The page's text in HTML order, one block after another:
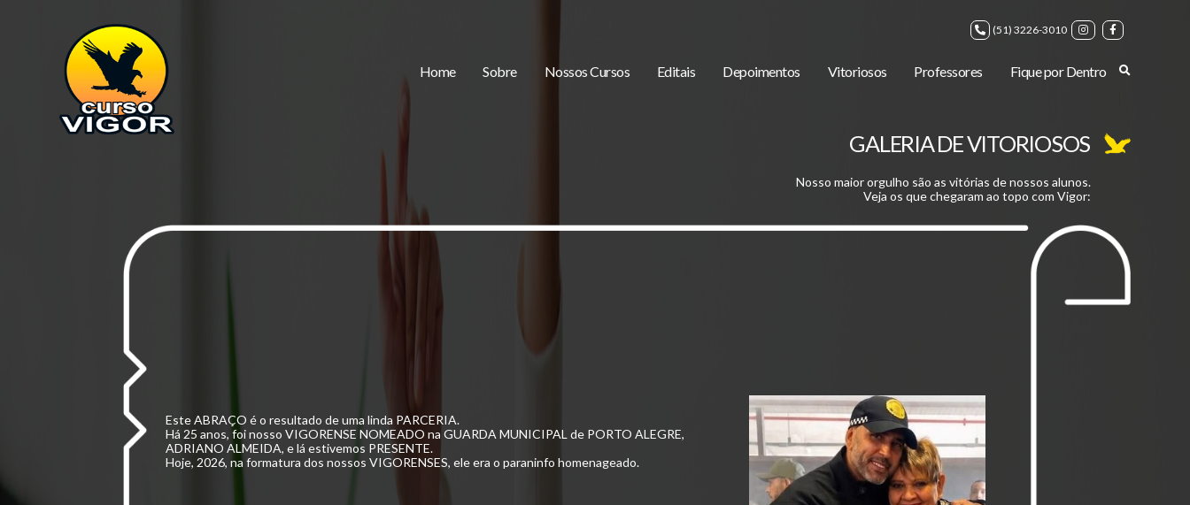
(51) 3226-3010
Home Sobre Nossos Cursos Editais Depoimentos Vitoriosos Professores Fique por Dentro
GALERIA DE VITORIOSOS
Nosso maior orgulho são as vitórias de nossos alunos.
Veja os que chegaram ao topo com Vigor:
Este ABRAÇO é o resultado de uma linda PARCERIA.
Há 25 anos, foi nosso VIGORENSE NOMEADO na GUARDA MUNICIPAL de PORTO ALEGRE,
ADRIANO ALMEIDA, e lá estivemos PRESENTE.
Hoje, 2026, na formatura dos nossos VIGORENSES, ele era o paraninfo homenageado.